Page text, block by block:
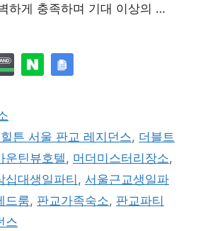
하게 충족하며 기대 이상의 …
튼 서울 판교 레지던스, 더블트
운틴뷰호텔, 머더미스터리장소,
십대생일파티 , 서울근교생일파
드룸, 판교가족숙소, 판교파티
스